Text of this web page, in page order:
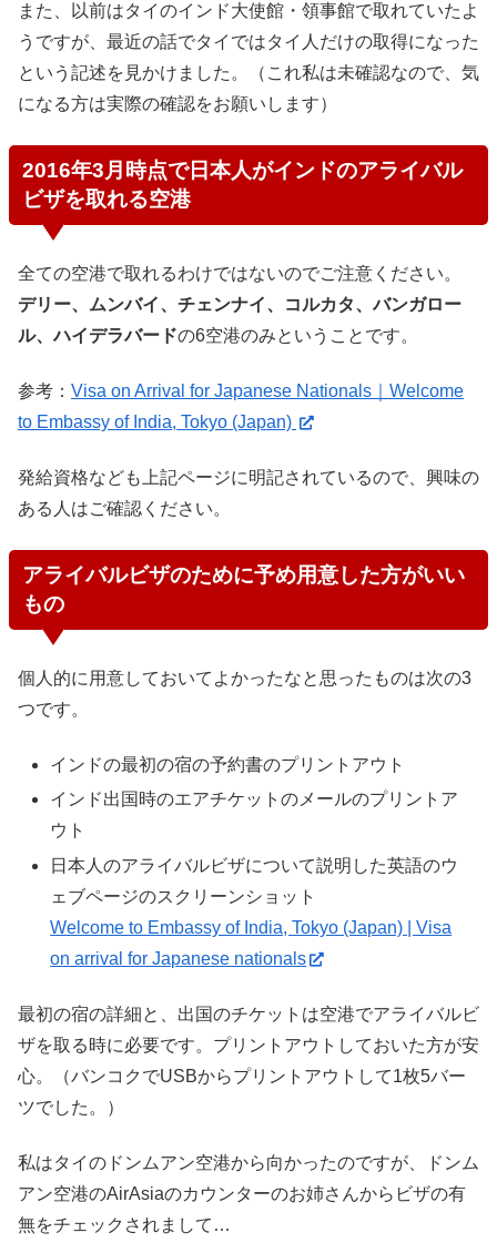
また、以前はタイのインド大使館・領事館で取れていたよ
うですが、最近の話でタイではタイ人だけの取得になった
という記述を見かけました。（これ私は未確認なので、気
になる方は実際の確認をお願いします）
2016年3月時点で日本人がインドのアライバル
ビザを取れる空港
全ての空港で取れるわけではないのでご注意ください。
デリー、ムンバイ、チェンナイ、コルカタ、バンガロー
ル、ハイデラバードの6空港のみということです。
参考： Visa on Arrival for Japanese Nationals｜Welcome
to Embassy of India, Tokyo (Japan)
発給資格なども上記ページに明記されているので、興味の
ある人はご確認ください。
アライバルビザのために予め用意した方がいい
もの
個人的に用意しておいてよかったなと思ったものは次の3
つです。
インドの最初の宿の予約書のプリントアウト
インド出国時のエアチケットのメールのプリントア
ウト
日本人のアライバルビザについて説明した英語のウ
ェブページのスクリーンショット
Welcome to Embassy of India, Tokyo (Japan) | Visa
on arrival for Japanese nationals
最初の宿の詳細と、出国のチケットは空港でアライバルビ
ザを取る時に必要です。プリントアウトしておいた方が安
心。（バンコクでUSBからプリントアウトして1枚5バー
ツでした。）
私はタイのドンムアン空港から向かったのですが、ドンム
アン空港のAirAsiaのカウンターのお姉さんからビザの有
無をチェックされまして…